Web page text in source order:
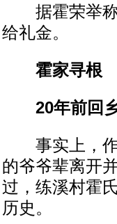
据霍荣举称
给礼金。
霍家寻根
20年前回乡
事实上，作
的爷爷辈离开
过，练溪村霍
历史。